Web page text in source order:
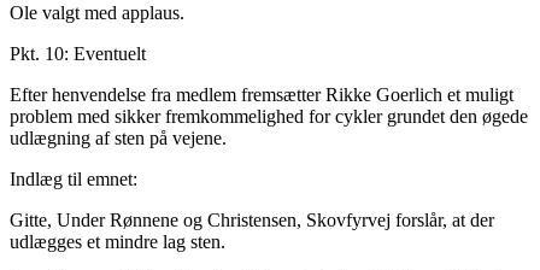
Ole valgt med applaus.
Pkt. 10: Eventuelt
Efter henvendelse fra medlem fremsætter Rikke Goerlich et muligt
problem med sikker fremkommelighed for cykler grundet den øgede
udlægning af sten på vejene.
Indlæg til emnet:
Gitte, Under Rønnene og Christensen, Skovfyrvej forslår, at der
udlægges et mindre lag sten.